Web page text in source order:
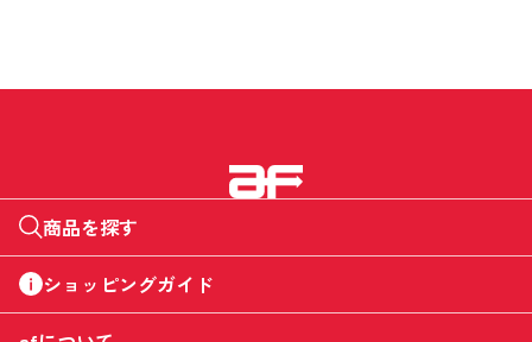
商品を探す
ショッピングガイド